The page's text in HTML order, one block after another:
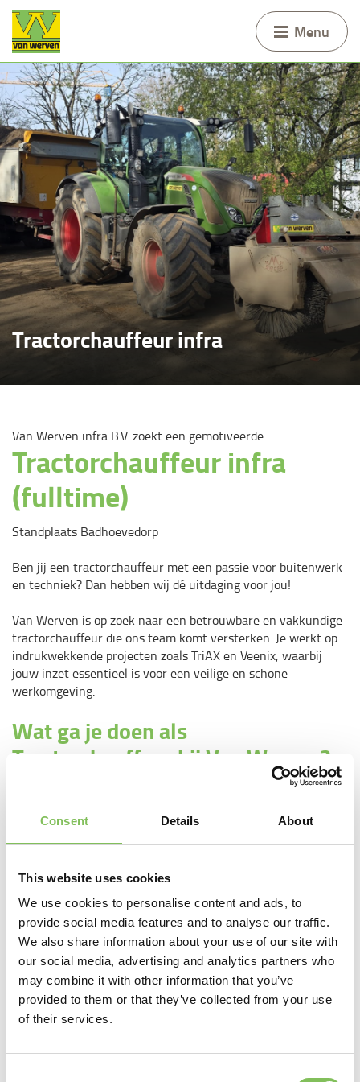
Consent Details About
This website uses cookies
We use cookies to personalise content and ads, to
provide social media features and to analyse our traffic.
We also share information about your use of our site with
our social media, advertising and analytics partners who
may combine it with other information that you’ve
provided to them or that they’ve collected from your use
of their services.
Menu
Tractorchauffeur infra
Van Werven infra B.V. zoekt een gemotiveerde
Tractorchauffeur infra
(fulltime)
Standplaats Badhoevedorp
Ben jij een tractorchauffeur met een passie voor buitenwerk
en techniek? Dan hebben wij dé uitdaging voor jou!
Van Werven is op zoek naar een betrouwbare en vakkundige
tractorchauffeur die ons team komt versterken. Je werkt op
indrukwekkende projecten zoals TriAX en Veenix, waarbij
jouw inzet essentieel is voor een veilige en schone
werkomgeving.
Wat ga je doen als
Tractorchauffeur bij Van Werven?
Meewerken aan grote en uitdagende projecten als TriAX
Uitvoeren van stofbestrijding op de bouwlocaties;
Vervoeren van zand met een kipper van A naar B.
Een Tractorchauffeur bij Van
Werven…
Heeft een T rijbewijs;
Heeft ervaring met het besturen van een tractor;
Denkt mee en signaleert kansen;